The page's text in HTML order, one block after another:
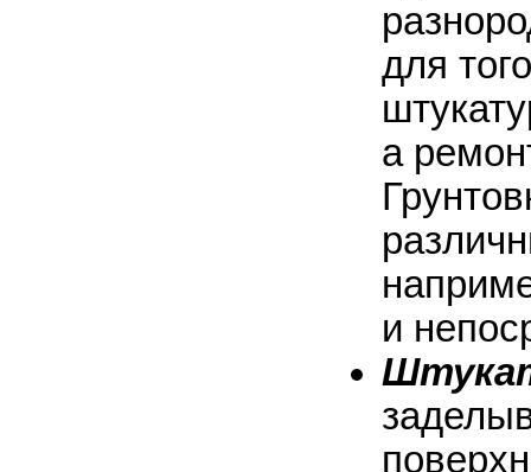
для
а
и